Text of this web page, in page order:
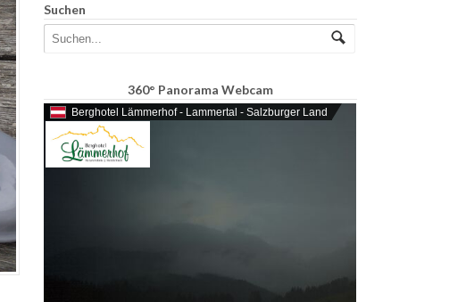
Suchen
360° Panorama Webcam
Berghotel Lämmerhof - Lammertal - Salzburger Land